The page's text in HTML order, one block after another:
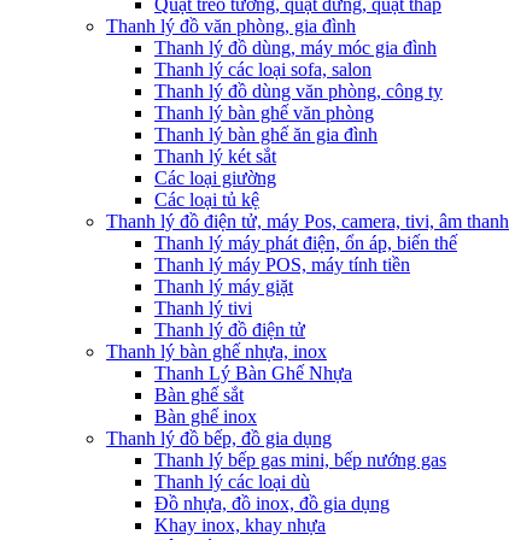
Quạt treo tường, quạt đứng, quạt tháp
Thanh lý đồ văn phòng, gia đình
Thanh lý đồ dùng, máy móc gia đình
Thanh lý các loại sofa, salon
Thanh lý đồ dùng văn phòng, công ty
Thanh lý bàn ghế văn phòng
Thanh lý bàn ghế ăn gia đình
Thanh lý két sắt
Các loại giường
Các loại tủ kệ
Thanh lý đồ điện tử, máy Pos, camera, tivi, âm thanh
Thanh lý máy phát điện, ổn áp, biến thế
Thanh lý máy POS, máy tính tiền
Thanh lý máy giặt
Thanh lý tivi
Thanh lý đồ điện tử
Thanh lý bàn ghế nhựa, inox
Thanh Lý Bàn Ghế Nhựa
Bàn ghế sắt
Bàn ghế inox
Thanh lý đồ bếp, đồ gia dụng
Thanh lý bếp gas mini, bếp nướng gas
Thanh lý các loại dù
Đồ nhựa, đồ inox, đồ gia dụng
Khay inox, khay nhựa